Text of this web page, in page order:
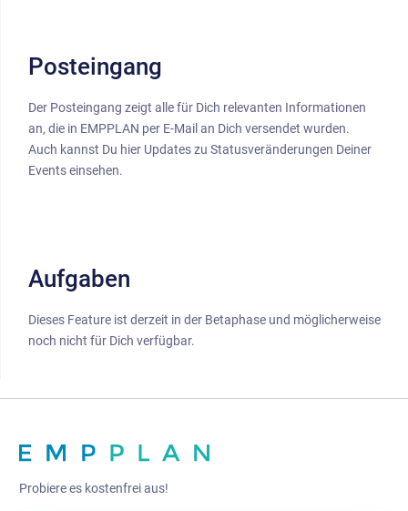
Posteingang
Der Posteingang zeigt alle für Dich relevanten Informationen
an, die in EMPPLAN per E-Mail an Dich versendet wurden.
Auch kannst Du hier Updates zu Statusveränderungen Deiner
Events einsehen.
Aufgaben
Dieses Feature ist derzeit in der Betaphase und möglicherweise
noch nicht für Dich verfügbar.
Probiere es kostenfrei aus!